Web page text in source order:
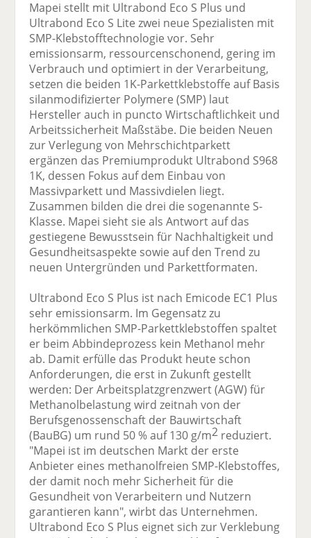
Mapei stellt mit Ultrabond Eco S Plus und
Ultrabond Eco S Lite zwei neue Spezialisten mit
SMP-Klebstofftechnologie vor. Sehr
emissionsarm, ressourcenschonend, gering im
Verbrauch und optimiert in der Verarbeitung,
setzen die beiden 1K-Parkettklebstoffe auf Basis
silanmodifizierter Polymere (SMP) laut
Hersteller auch in puncto Wirtschaftlichkeit und
Arbeitssicherheit Maßstäbe. Die beiden Neuen
zur Verlegung von Mehrschichtparkett
ergänzen das Premiumprodukt Ultrabond S968
1K, dessen Fokus auf dem Einbau von
Massivparkett und Massivdielen liegt.
Zusammen bilden die drei die sogenannte S-
Klasse. Mapei sieht sie als Antwort auf das
gestiegene Bewusstsein für Nachhaltigkeit und
Gesundheitsaspekte sowie auf den Trend zu
neuen Untergründen und Parkettformaten.
Ultrabond Eco S Plus ist nach Emicode EC1 Plus
sehr emissionsarm. Im Gegensatz zu
herkömmlichen SMP-Parkettklebstoffen spaltet
er beim Abbindeprozess kein Methanol mehr
ab. Damit erfülle das Produkt heute schon
Anforderungen, die erst in Zukunft gestellt
werden: Der Arbeitsplatzgrenzwert (AGW) für
Methanolbelastung wird zeitnah von der
Berufsgenossenschaft der Bauwirtschaft
(BauBG) um rund 50 % auf 130 g/m2 reduziert.
"Mapei ist im deutschen Markt der erste
Anbieter eines methanolfreien SMP-Klebstoffes,
der damit noch mehr Sicherheit für die
Gesundheit von Verarbeitern und Nutzern
garantieren kann", wirbt das Unternehmen.
Ultrabond Eco S Plus eignet sich zur Verklebung